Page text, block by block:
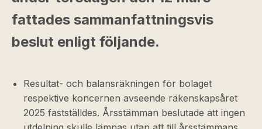
fattades sammanfattningsvis
beslut enligt följande.
Resultat- och balansräkningen för bolaget
respektive koncernen avseende räkenskapsåret
2025 fastställdes. Årsstämman beslutade att ingen